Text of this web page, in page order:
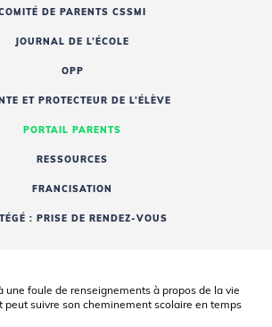
DE PARENTS CSSMI
JOURNAL DE L’ÉCOLE
OPP
ET PROTECTEUR DE L’ÉLÈVE
PORTAIL PARENTS
RESSOURCES
FRANCISATION
: PRISE DE RENDEZ-VOUS
une foule de renseignements à propos de la vie
peut suivre son cheminement scolaire en temps